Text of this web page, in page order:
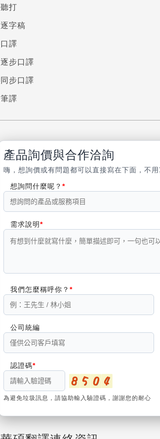
聽打
逐字稿
口譯
逐步口譯
同步口譯
筆譯
產品詢價與合作洽詢
嗨，想詢價或有問題都可以直接寫在下面，不
想詢問什麼呢？
需求說明
我們怎麼稱呼你？
公司統編
認證碼
為避免垃圾訊息，請協助輸入驗證碼，謝謝您的耐心